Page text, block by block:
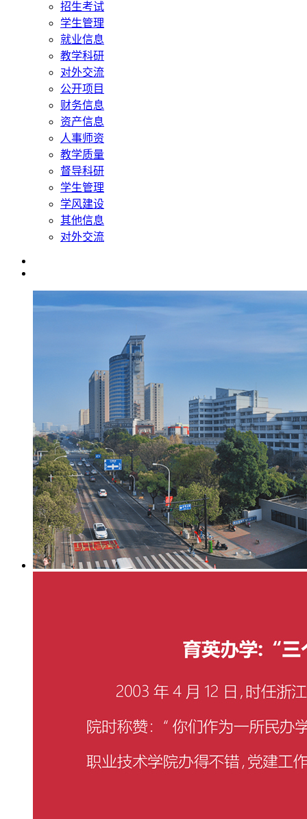
招生考试
学生管理
就业信息
教学科研
对外交流
公开项目
财务信息
资产信息
人事师资
教学质量
督导科研
学生管理
学风建设
其他信息
对外交流